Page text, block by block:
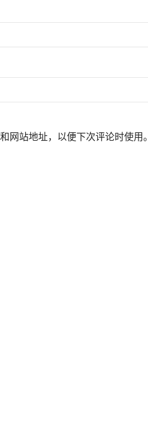
网站地址，以便下次评论时使用。